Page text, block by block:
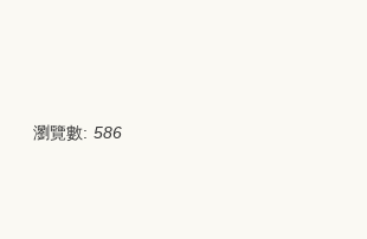
瀏覽數: 586